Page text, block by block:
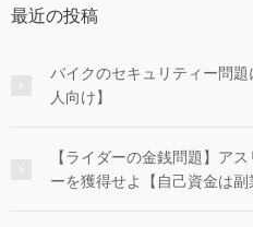
最近の投稿
バイクのセキュリティー問
人向け】
【ライダーの金銭問題】ア
ーを獲得せよ【自己資金は副